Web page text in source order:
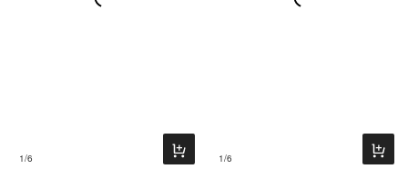
1/6 1/6